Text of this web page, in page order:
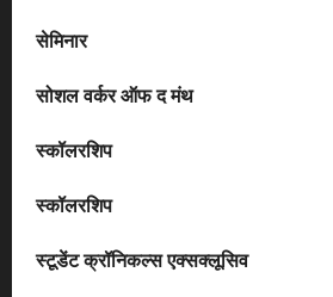
सेमिनार
सोशल वर्कर ऑफ द मंथ
स्कॉलरशिप
स्कॉलरशिप
स्टूडेंट क्रॉनिकल्स एक्सक्लूसिव